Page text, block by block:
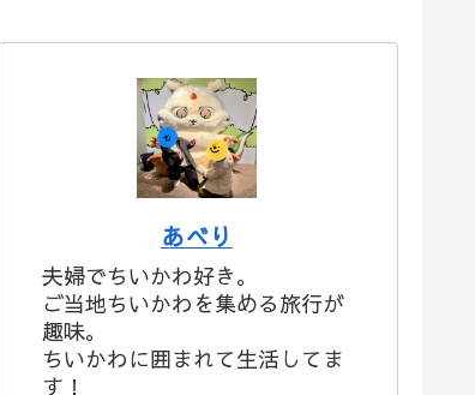
あべり
夫婦でちいかわ好き。
ご当地ちいかわを集める旅行が
趣味。
ちいかわに囲まれて生活してま
す！